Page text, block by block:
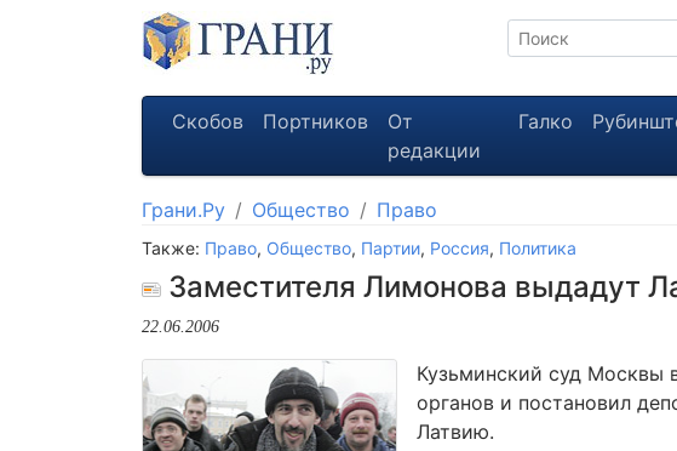
Скобов Портников
От
редакции
Галко
Грани.Ру Общество Право
Также: Право, Общество, Партии, Россия, Политика
Заместителя Лимонова выдадут
22.06.2006
Кузьминский суд Москвы
органов и постановил
Латвию.